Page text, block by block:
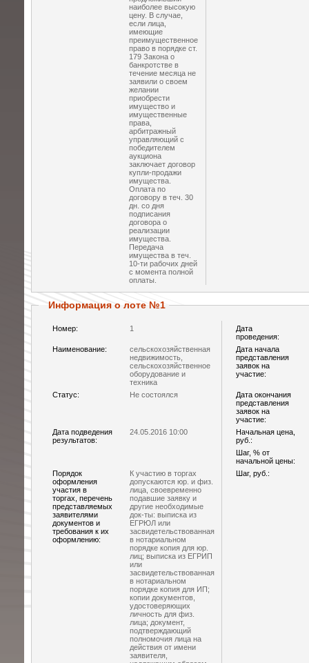
наиболее высокую
цену. В случае,
если лица,
имеющие
преимущественное
право в порядке ст.
179 Закона о
банкротстве в
течение месяца не
заявили о своем
желании
приобрести
имущество и
имущественные
права,
арбитражный
управляющий с
победителем
аукциона
заключает договор
купли-продажи
имущества.
Оплата по
договору в теч. 30
дн. со дня
подписания
договора о
реализации
имущества.
Передача
имущества в теч.
10-ти рабочих дней
с момента полной
оплаты.
Информация о лоте №1
Номер: 1
Дата
проведения:
Наименование:
сельскохозяйственная
недвижимость,
сельскохозяйственное
оборудование и
техника
Дата начала
представления
заявок на
участие:
Статус: Не состоялся
Дата окончания
представления
заявок на
участие:
Дата подведения
результатов:
24.05.2016 10:00
Начальная цена,
руб.:
Шаг, % от
начальной цены:
Порядок
оформления
участия в
торгах, перечень
представляемых
заявителями
документов и
требования к их
оформлению:
К участию в торгах
допускаются юр. и физ.
лица, своевременно
подавшие заявку и
другие необходимые
док-ты: выписка из
ЕГРЮЛ или
засвидетельствованная
в нотариальном
порядке копия для юр.
лиц; выписка из ЕГРИП
или
засвидетельствованная
в нотариальном
порядке копия для ИП;
копии документов,
удостоверяющих
личность для физ.
лица; документ,
подтверждающий
полномочия лица на
действия от имени
заявителя,
Шаг, руб.: